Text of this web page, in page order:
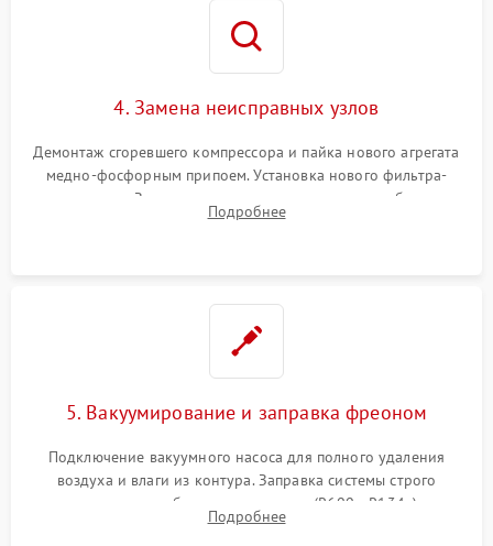
4. Замена неисправных узлов
Демонтаж сгоревшего компрессора и пайка нового агрегата
медно-фосфорным припоем. Установка нового фильтра-
осушителя. Замена изношенных вентиляторов обдува,
сломанных заслонок или поврежденных дверных петель.
Подробнее
5. Вакуумирование и заправка фреоном
Подключение вакуумного насоса для полного удаления
воздуха и влаги из контура. Заправка системы строго
дозированным объемом хладагента (R600a, R134a) по
электронным весам. Контроль рабочего давления в системе.
Подробнее